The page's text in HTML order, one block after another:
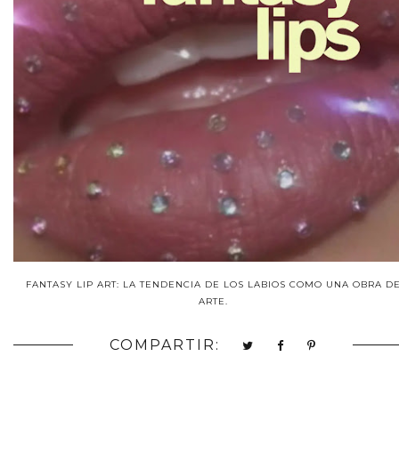
FANTASY LIP ART: LA TENDENCIA DE LOS LABIOS COMO UNA OBRA
ARTE.
COMPARTIR: